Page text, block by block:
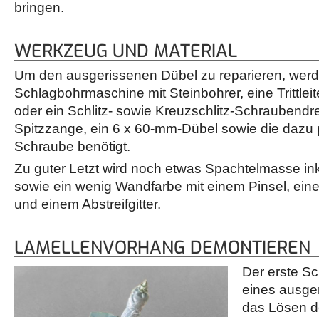
bringen.
WERKZEUG UND MATERIAL
Um den ausgerissenen Dübel zu reparieren,
Schlagbohrmaschine mit Steinbohrer, eine
oder ein Schlitz- sowie Kreuzschlitz-
Spitzzange, ein 6 x 60-mm-Dübel sowie die
Schraube benötigt.
Zu guter Letzt wird noch etwas Spachtelmasse
sowie ein wenig Wandfarbe mit einem Pinsel,
und einem Abstreifgitter.
LAMELLENVORHANG DEMONTIEREN
Der erste
eines
das Lösen